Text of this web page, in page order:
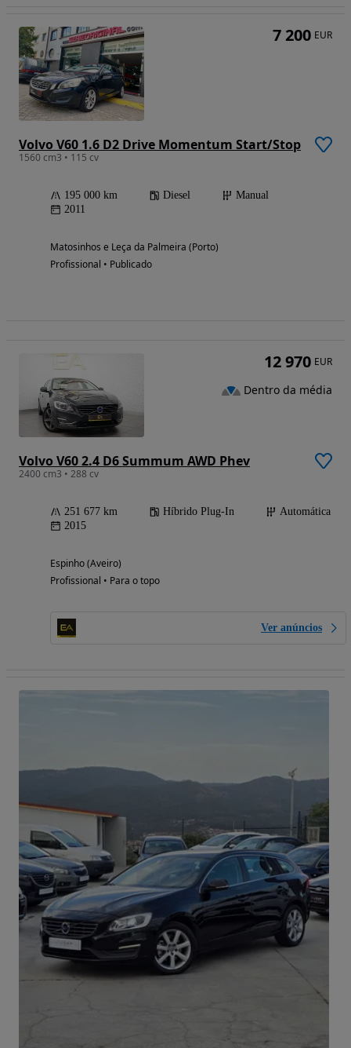
Volvo V60 1.6 D2 Drive Momentum Start/Stop
1560 cm3 • 115 cv
195 000 km Diesel
Manual
2011
Matosinhos e Leça da Palmeira (Porto)
Profissional • Publicado
7 200 EUR
Volvo V60 2.4 D6 Summum AWD Phev
2400 cm3 • 288 cv
251 677 km Híbrido Plug-In
Automática
2015
Espinho (Aveiro)
Profissional • Para o topo
Ver anúncios
12 970 EUR
Dentro da média